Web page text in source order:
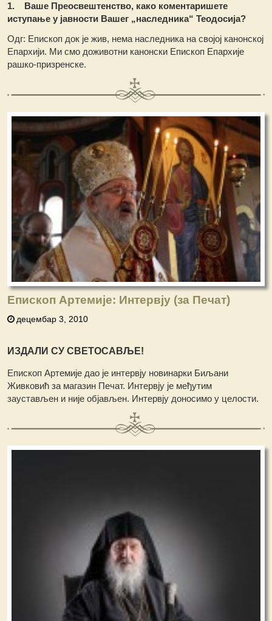
1. Ваше Преосвештенство, како коментаришете
иступање у јавности Вашег „наследника“ Теодосија?
Одг: Епископ док је жив, нема наследника на својој канонској
Епархији. Ми смо доживотни канонски Епископ Епархије
рашко-призренске.
Епископ Артемије: Интервју (за Печат)
децембар 3, 2010
ИЗДАЛИ СУ СВЕТОСАВЉЕ!
Епископ Артемије дао је интервју новинарки Биљани
Живковић за магазин Печат. Интервју је међутим
заустављен и није објављен. Интервју доносимо у целости.